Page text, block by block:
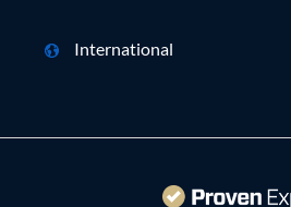
International